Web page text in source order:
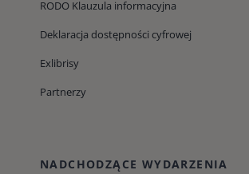
RODO Klauzula informacyjna
Deklaracja dostępności cyfrowej
Exlibrisy
Partnerzy
NADCHODZĄCE WYDARZENIA